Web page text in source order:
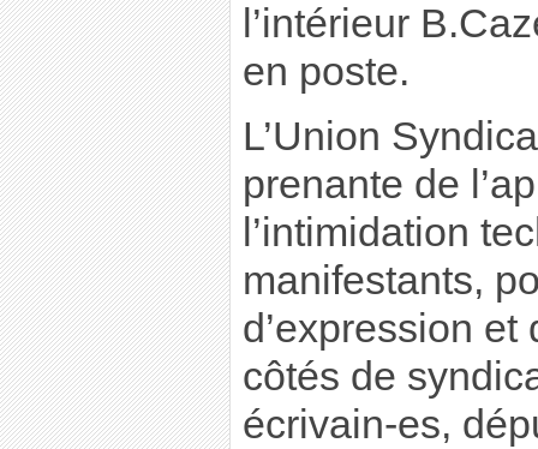
l’intérieur
en poste.
L’Union
prenante de
l’intimidation
manifestants,
d’expression
côtés de
écrivain-es,